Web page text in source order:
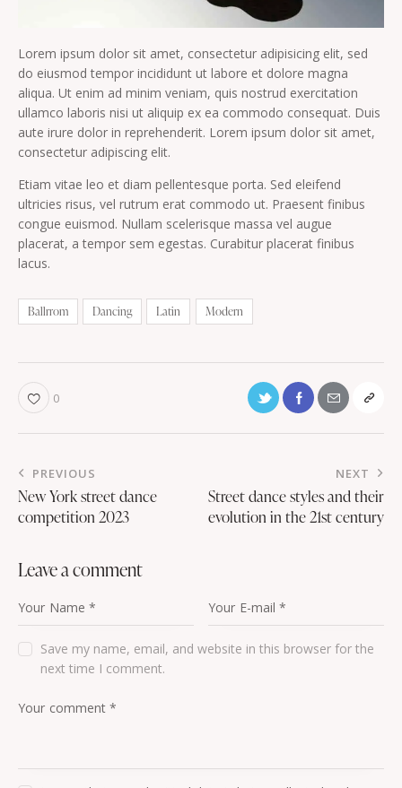
Lorem ipsum dolor sit amet, consectetur adipisicing elit, sed
do eiusmod tempor incididunt ut labore et dolore magna
aliqua. Ut enim ad minim veniam, quis nostrud exercitation
ullamco laboris nisi ut aliquip ex ea commodo consequat. Duis
aute irure dolor in reprehenderit. Lorem ipsum dolor sit amet,
consectetur adipiscing elit.
Etiam vitae leo et diam pellentesque porta. Sed eleifend
ultricies risus, vel rutrum erat commodo ut. Praesent finibus
congue euismod. Nullam scelerisque massa vel augue
placerat, a tempor sem egestas. Curabitur placerat finibus
lacus.
Ballrrom Dancing Latin Modern
0
PREVIOUS
New York street dance
competition 2023
NEXT
Street dance styles and their
evolution in the 21st century
leave a comment
Save my name, email, and website in this browser for the
next time I comment.